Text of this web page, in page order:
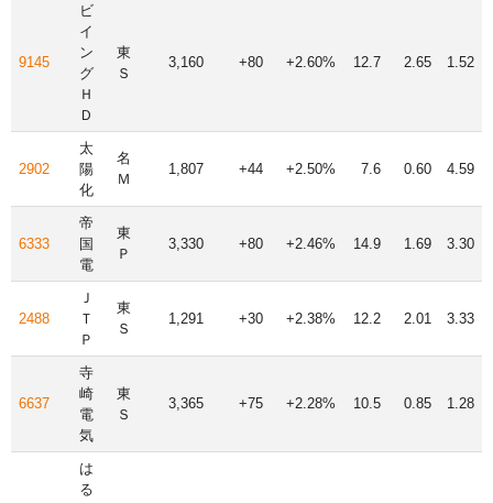
9145
ビ
イ
ン
グ
Ｈ
Ｄ
東
Ｓ
3,160 +80 +2.60% 12.7 2.65 1.52
2902
太
陽
化
名
Ｍ
1,807 +44 +2.50% 7.6 0.60 4.59
6333
帝
国
電
東
Ｐ
3,330 +80 +2.46% 14.9 1.69 3.30
2488
Ｊ
Ｔ
Ｐ
東
Ｓ
1,291 +30 +2.38% 12.2 2.01 3.33
6637
寺
崎
電
気
東
Ｓ
3,365 +75 +2.28% 10.5 0.85 1.28
は
る